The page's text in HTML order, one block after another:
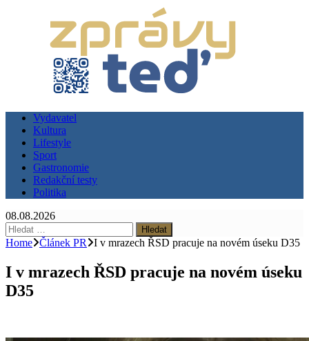
Vydavatel
Kultura
Lifestyle
Sport
Gastronomie
Redakční testy
Politika
08.08.2026
Vyhledávání
Home Článek PR I v mrazech ŘSD pracuje na novém úseku D35
I v mrazech ŘSD pracuje na novém úseku
D35